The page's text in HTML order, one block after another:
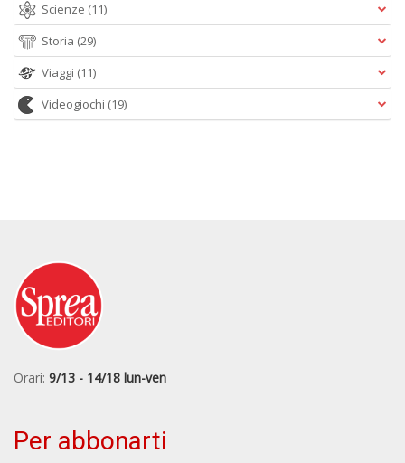
Scienze (11)
Storia (29)
Viaggi (11)
Videogiochi (19)
Orari: 9/13 - 14/18 lun-ven
Per abbonarti